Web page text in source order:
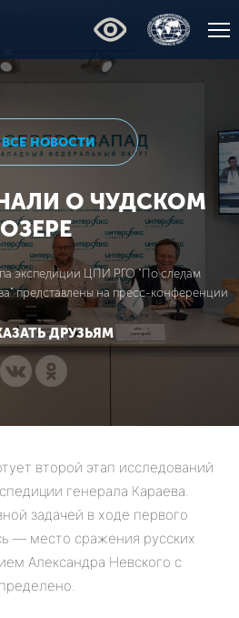
НОВОСТИ
О ЧУДСКОМ
ОЗЕРЕ
экспедиции ЦПИ РГО "По следам
представлены на пресс-конференции
ДРУЗЬЯМ
второй этап исследований
генерала Караева.
задачей в ходе первого
— место сражения русских
Александра Невского с